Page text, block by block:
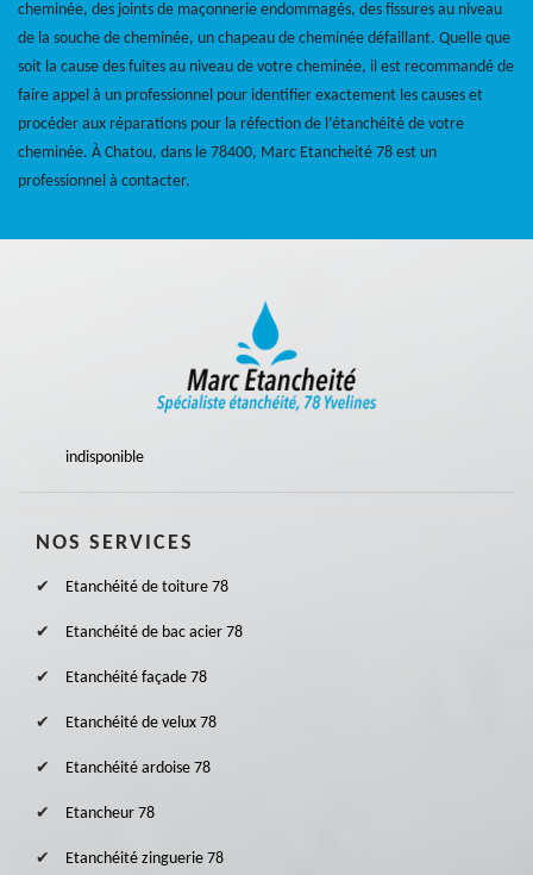
cheminée, des joints de maçonnerie endommagés, des fissures au niveau
de la souche de cheminée, un chapeau de cheminée défaillant. Quelle que
soit la cause des fuites au niveau de votre cheminée, il est recommandé de
faire appel à un professionnel pour identifier exactement les causes et
procéder aux réparations pour la réfection de l’étanchéité de votre
cheminée. À Chatou, dans le 78400, Marc Etancheité 78 est un
professionnel à contacter.
indisponible
NOS SERVICES
Etanchéité de toiture 78
Etanchéité de bac acier 78
Etanchéité façade 78
Etanchéité de velux 78
Etanchéité ardoise 78
Etancheur 78
Etanchéité zinguerie 78